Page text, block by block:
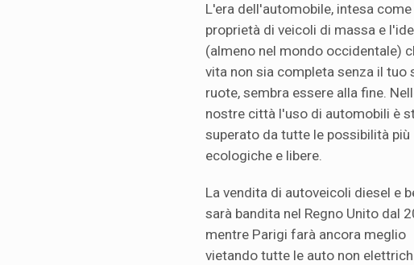
L'era dell'automobile, intesa come
proprietà di veicoli di massa e
(almeno nel mondo occidentale)
vita non sia completa senza il tuo
ruote, sembra essere alla fine.
nostre città l'uso di automobili è
superato da tutte le possibilità più
ecologiche e libere.
La vendita di autoveicoli diesel e
sarà bandita nel Regno Unito dal
mentre Parigi farà ancora meglio
vietando tutte le auto non